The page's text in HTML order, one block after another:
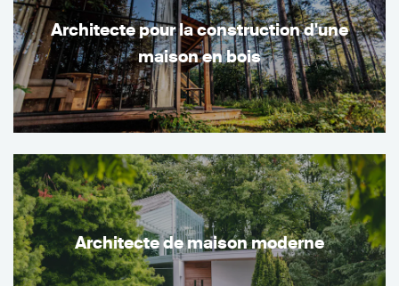
Architecte pour la construction d'une
maison en bois
Architecte de maison moderne